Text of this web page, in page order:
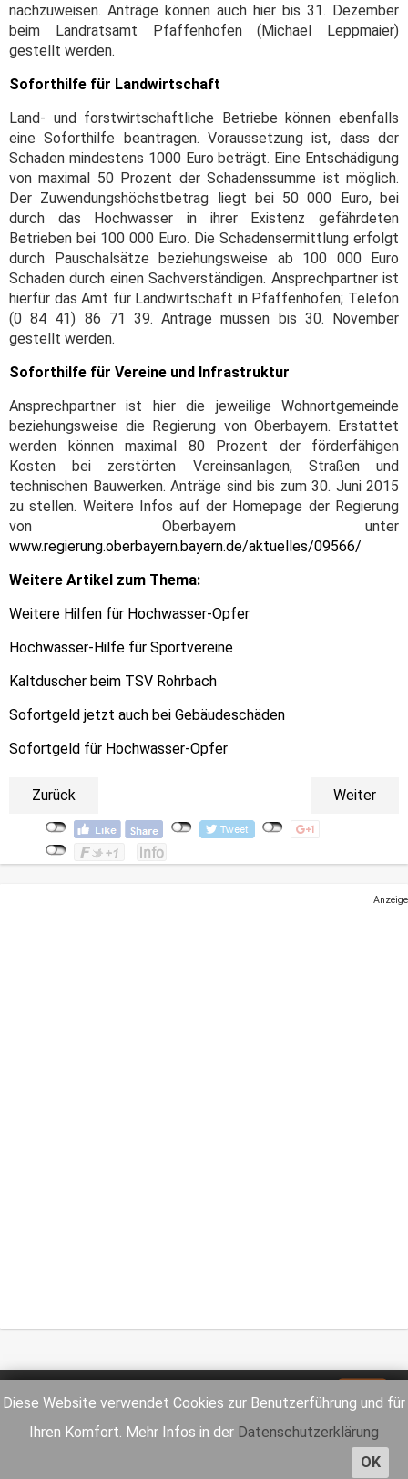
Diese Website verwendet Cookies zur Benutzerführung und für
Ihren Komfort. Mehr Infos in der Datenschutzerklärung
OK
nachzuweisen. Anträge können auch hier bis 31. Dezember
beim Landratsamt Pfaffenhofen (Michael Leppmaier)
gestellt werden.
Soforthilfe für Landwirtschaft
Land- und forstwirtschaftliche Betriebe können ebenfalls
eine Soforthilfe beantragen. Voraussetzung ist, dass der
Schaden mindestens 1000 Euro beträgt. Eine Entschädigung
von maximal 50 Prozent der Schadenssumme ist möglich.
Der Zuwendungshöchstbetrag liegt bei 50 000 Euro, bei
durch das Hochwasser in ihrer Existenz gefährdeten
Betrieben bei 100 000 Euro. Die Schadensermittlung erfolgt
durch Pauschalsätze beziehungsweise ab 100 000 Euro
Schaden durch einen Sachverständigen. Ansprechpartner ist
hierfür das Amt für Landwirtschaft in Pfaffenhofen; Telefon
(0 84 41) 86 71 39. Anträge müssen bis 30. November
gestellt werden.
Soforthilfe für Vereine und Infrastruktur
Ansprechpartner ist hier die jeweilige Wohnortgemeinde
beziehungsweise die Regierung von Oberbayern. Erstattet
werden können maximal 80 Prozent der förderfähigen
Kosten bei zerstörten Vereinsanlagen, Straßen und
technischen Bauwerken. Anträge sind bis zum 30. Juni 2015
zu stellen. Weitere Infos auf der Homepage der Regierung
von Oberbayern unter
www.regierung.oberbayern.bayern.de/aktuelles/09566/
Weitere Artikel zum Thema:
Weitere Hilfen für Hochwasser-Opfer
Hochwasser-Hilfe für Sportvereine
Kaltduscher beim TSV Rohrbach
Sofortgeld jetzt auch bei Gebäudeschäden
Sofortgeld für Hochwasser-Opfer
Zurück Weiter
Anzeige